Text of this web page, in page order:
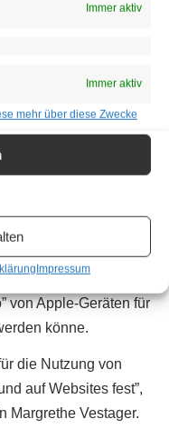
Immer aktiv
Immer aktiv
mehr über diese Zwecke
Impressum
und iPadsfür das
im Giga-
über NFC-Stationen
einer vorläufigen
Angaben
von Apple hier
Auswahl für
auch die einzige
die sogenannte
von Apple-Geräten für
könne.
die Nutzung von
auf Websites fest”,
Margrethe Vestager.